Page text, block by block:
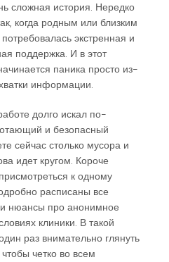
сложная история. Нередко
когда родным или близким
экстренная и
поддержка. И в этот
паника просто из-
информации.
долго искал по-
и безопасный
сейчас столько мусора и
идет кругом. Короче
к одному
расписаны все
нюансы про анонимное
клиники. В такой
раз внимательно глянуть
четко во всем